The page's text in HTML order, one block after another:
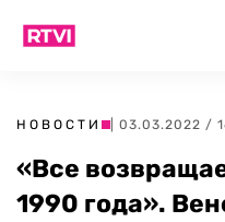
НОВОСТИ | 03.03.2022 /
«Все
1990 года».